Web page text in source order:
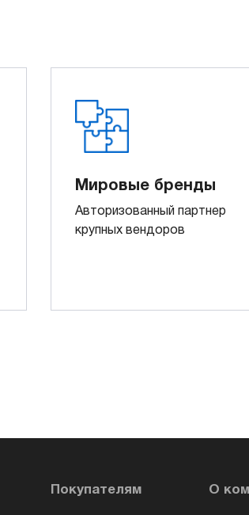
Мировые бренды
Авторизованный партнер
крупных вендоров
Покупателям О